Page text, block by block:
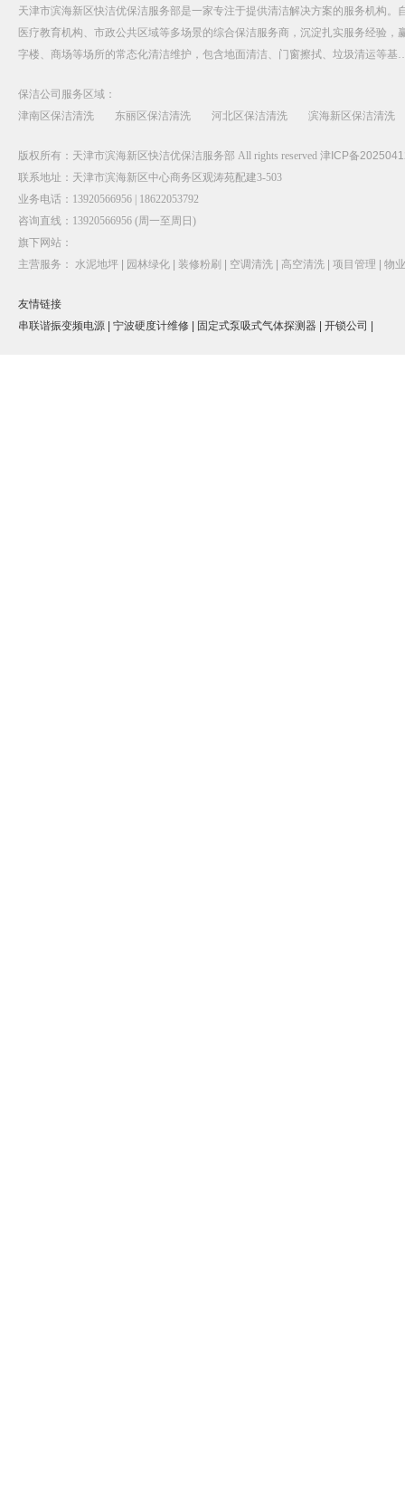
天津市滨海新区快洁优保洁服务部是一家专注于提供清洁解决方案的服务机构
医疗教育机构、市政公共区域等多场景的综合保洁服务商，沉淀扎实服务经验
字楼、商场等场所的常态化清洁维护，包含地面清洁、门窗擦拭、垃圾清运等基
保洁公司服务区域：
津南区保洁清洗
东丽区保洁清洗 河北区保洁清洗 滨海新区保洁清洗
版权所有：天津市滨海新区快洁优保洁服务部 All rights reserved 津ICP备
联系地址：天津市滨海新区中心商务区观涛苑配建3-503
业务电话：13920566956 | 18622053792
咨询直线：13920566956 (周一至周日)
旗下网站：
主营服务： 水泥地坪 | 园林绿化 | 装修粉刷 | 空调清洗 | 高空清洗 | 项目管理 | 物
友情链接
串联谐振变频电源 | 宁波硬度计维修 | 固定式泵吸式气体探测器 | 开锁公司 |